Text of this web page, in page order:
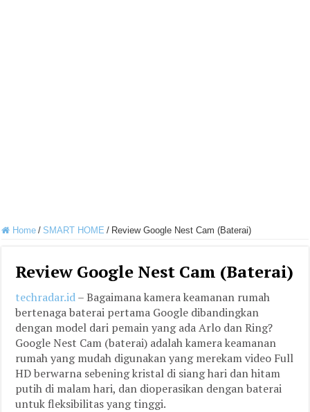
Home / SMART HOME / Review Google Nest Cam (Baterai)
Review Google Nest Cam (Baterai)
techradar.id– Bagaimana kamera keamanan rumah
bertenaga baterai pertama Google dibandingkan
dengan model dari pemain yang ada Arlo dan Ring?
Google Nest Cam (baterai) adalah kamera keamanan
rumah yang mudah digunakan yang merekam video Full
HD berwarna sebening kristal di siang hari dan hitam
putih di malam hari, dan dioperasikan dengan baterai
untuk fleksibilitas yang tinggi.